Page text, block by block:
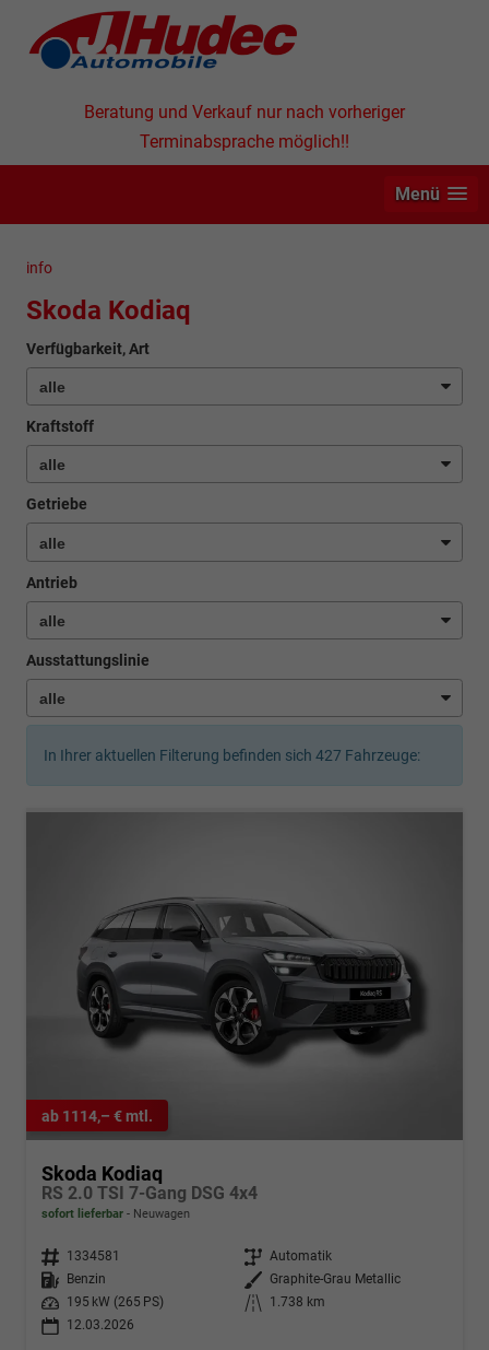
Beratung und Verkauf nur nach vorheriger
Terminabsprache möglich!!
Menü
info
Skoda Kodiaq
Verfügbarkeit, Art
Kraftstoff
Getriebe
Antrieb
Ausstattungslinie
In Ihrer aktuellen Filterung befinden sich 427 Fahrzeuge:
ab 1114,– € mtl.
Skoda Kodiaq
RS 2.0 TSI 7-Gang DSG 4x4
sofort lieferbar Neuwagen
Fahrzeugnr. 1334581 Getriebe Automatik
Kraftstoff
Benzin Außenfarbe
Graphite-Grau Metallic
Leistung
195 kW (265 PS) Kilometerstand
1.738 km
12.03.2026